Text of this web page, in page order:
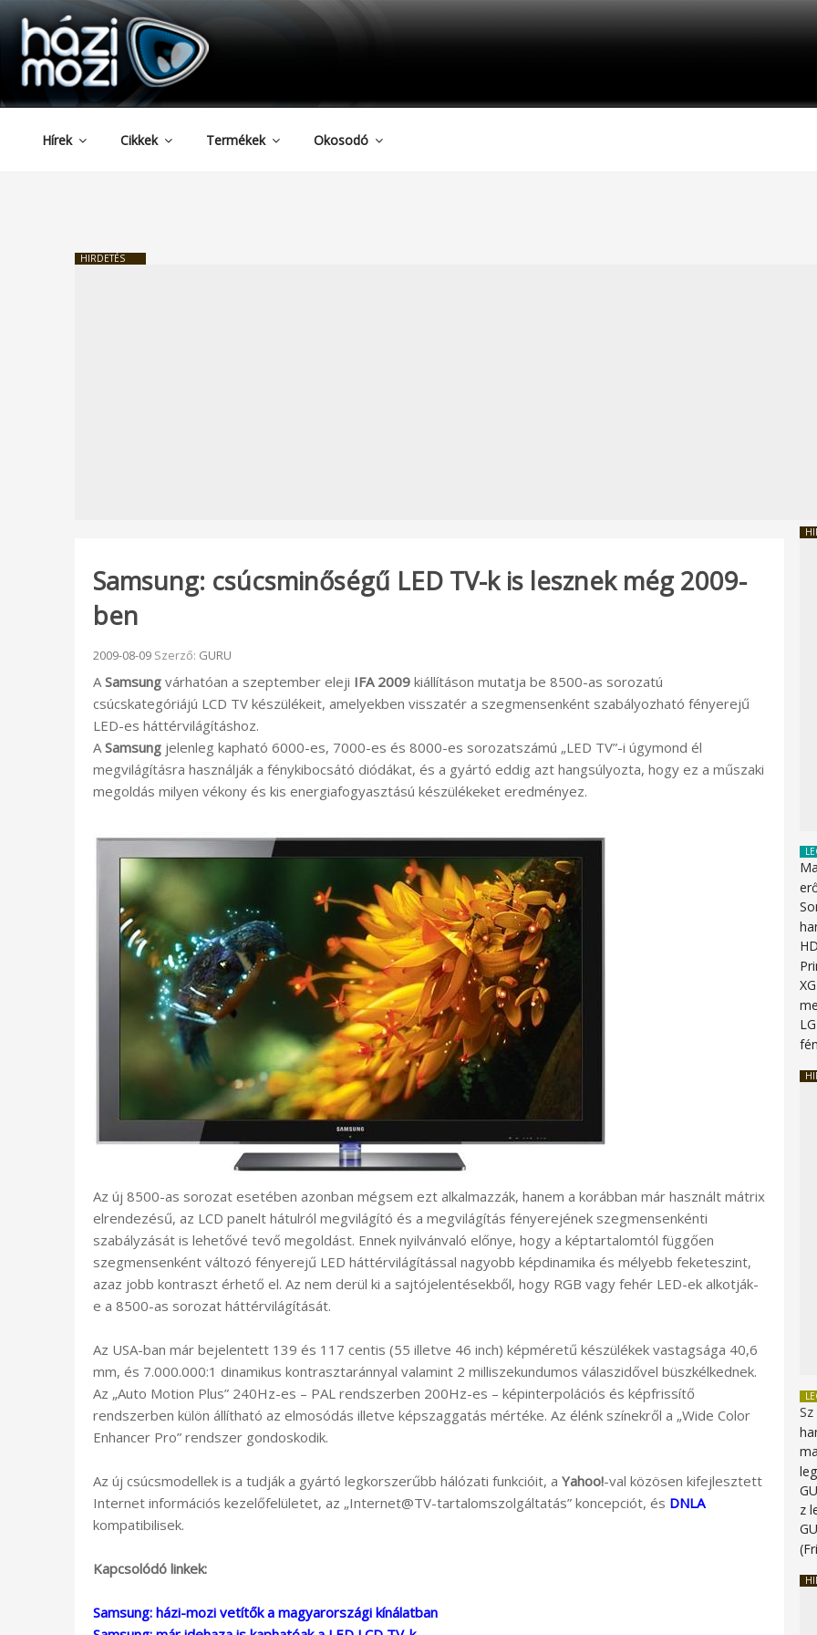
Tartalomhoz
HAZIMOZI
Hírek Cikkek Termékek Okosodó
HIRDETÉS
Samsung: csúcsminőségű LED TV-k is lesznek még 2009-
ben
Beküldve:
2009-08-09 Szerző: GURU
A Samsung várhatóan a szeptember eleji IFA 2009 kiállításon mutatja be 8500-as sorozatú
csúcskategóriájú LCD TV készülékeit, amelyekben visszatér a szegmensenként szabályozható fényerejű
LED-es háttérvilágításhoz.
A Samsung jelenleg kapható 6000-es, 7000-es és 8000-es sorozatszámú „LED TV”-i úgymond él
megvilágításra használják a fénykibocsátó diódákat, és a gyártó eddig azt hangsúlyozta, hogy ez a műszaki
megoldás milyen vékony és kis energiafogyasztású készülékeket eredményez.
Az új 8500-as sorozat esetében azonban mégsem ezt alkalmazzák, hanem a korábban már használt mátrix
elrendezésű, az LCD panelt hátulról megvilágító és a megvilágítás fényerejének szegmensenkénti
szabályzását is lehetővé tevő megoldást. Ennek nyilvánvaló előnye, hogy a képtartalomtól függően
szegmensenként változó fényerejű LED háttérvilágítással nagyobb képdinamika és mélyebb feketeszint,
azaz jobb kontraszt érhető el. Az nem derül ki a sajtójelentésekből, hogy RGB vagy fehér LED-ek alkotják-
e a 8500-as sorozat háttérvilágítását.
Az USA-ban már bejelentett 139 és 117 centis (55 illetve 46 inch) képméretű készülékek vastagsága 40,6
mm, és 7.000.000:1 dinamikus kontrasztaránnyal valamint 2 milliszekundumos válaszidővel büszkélkednek.
Az „Auto Motion Plus” 240Hz-es – PAL rendszerben 200Hz-es – képinterpolációs és képfrissítő
rendszerben külön állítható az elmosódás illetve képszaggatás mértéke. Az élénk színekről a „Wide Color
Enhancer Pro” rendszer gondoskodik.
Az új csúcsmodellek is a tudják a gyártó legkorszerűbb hálózati funkcióit, a Yahoo!-val közösen kifejlesztett
Internet információs kezelőfelületet, az „Internet@TV-tartalomszolgáltatás” koncepciót, és DNLA
kompatibilisek.
Kapcsolódó linkek:
Samsung: házi-mozi vetítők a magyarországi kínálatban
z